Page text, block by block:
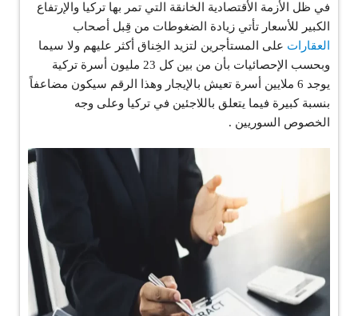
في ظل الأزمة الأقتصادية الخانقة التي تمر بها تركيا والإرتفاع
الكبير للأسعار تأتي زيادة الضغوطات من قِبل أصحاب
العقارات على المستأجرين لتزيد الخِناق أكثر عليهم ولا سيما
وبحسب الإحصائيات بأن من بين كل 23 مليون أسرة تركية
يوجد 6 ملايين أسرة تعيش بالإيجار وهذا الرقم سيكون مضاعفاً
بنسبة كبيرة فيما يتعلق باللاجئين في تركيا وعلى وجه
الخصوص السوريين .